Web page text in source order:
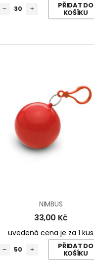
PŘIDAT DO
KOŠÍKU
NIMBUS
33,00 Kč
uvedená cena je za 1 kus
PŘIDAT DO
KOŠÍKU